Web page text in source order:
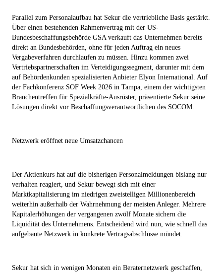
Parallel zum Personalaufbau hat Sekur die vertriebliche Basis gestärkt.
Über einen bestehenden Rahmenvertrag mit der US-
Bundesbeschaffungsbehörde GSA verkauft das Unternehmen bereits
direkt an Bundesbehörden, ohne für jeden Auftrag ein neues
Vergabeverfahren durchlaufen zu müssen. Hinzu kommen zwei
Vertriebspartnerschaften im Verteidigungssegment, darunter mit dem
auf Behördenkunden spezialisierten Anbieter Elyon International. Auf
der Fachkonferenz SOF Week 2026 in Tampa, einem der wichtigsten
Branchentreffen für Spezialkräfte-Ausrüster, präsentierte Sekur seine
Lösungen direkt vor Beschaffungsverantwortlichen des SOCOM.
Netzwerk eröffnet neue Umsatzchancen
Der Aktienkurs hat auf die bisherigen Personalmeldungen bislang nur
verhalten reagiert, und Sekur bewegt sich mit einer
Marktkapitalisierung im niedrigen zweistelligen Millionenbereich
weiterhin außerhalb der Wahrnehmung der meisten Anleger. Mehrere
Kapitalerhöhungen der vergangenen zwölf Monate sichern die
Liquidität des Unternehmens. Entscheidend wird nun, wie schnell das
aufgebaute Netzwerk in konkrete Vertragsabschlüsse mündet.
Sekur hat sich in wenigen Monaten ein Beraternetzwerk geschaffen,